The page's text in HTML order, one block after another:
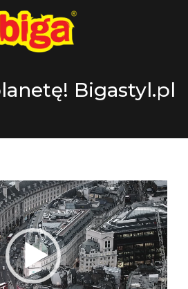
Bigastyl.pl